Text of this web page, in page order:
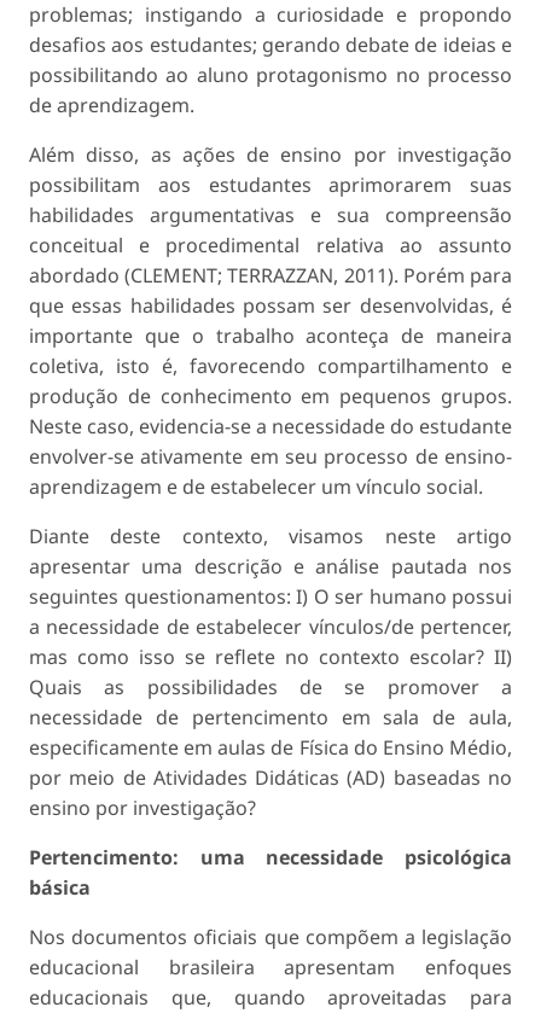
problemas; instigando a curiosidade e propondo
desafios aos estudantes; gerando debate de ideias e
possibilitando ao aluno protagonismo no processo
de aprendizagem.
Além disso, as ações de ensino por investigação
possibilitam aos estudantes aprimorarem suas
habilidades argumentativas e sua compreensão
conceitual e procedimental relativa ao assunto
abordado (CLEMENT; TERRAZZAN, 2011). Porém para
que essas habilidades possam ser desenvolvidas, é
importante que o trabalho aconteça de maneira
coletiva, isto é, favorecendo compartilhamento e
produção de conhecimento em pequenos grupos.
Neste caso, evidencia-se a necessidade do estudante
envolver-se ativamente em seu processo de ensino-
aprendizagem e de estabelecer um vínculo social.
Diante deste contexto, visamos neste artigo
apresentar uma descrição e análise pautada nos
seguintes questionamentos: I) O ser humano possui
a necessidade de estabelecer vínculos/de pertencer,
mas como isso se reflete no contexto escolar? II)
Quais as possibilidades de se promover a
necessidade de pertencimento em sala de aula,
especificamente em aulas de Física do Ensino Médio,
por meio de Atividades Didáticas (AD) baseadas no
ensino por investigação?
Pertencimento: uma necessidade psicológica
básica
Nos documentos oficiais que compõem a legislação
educacional brasileira apresentam enfoques
educacionais que, quando aproveitadas para